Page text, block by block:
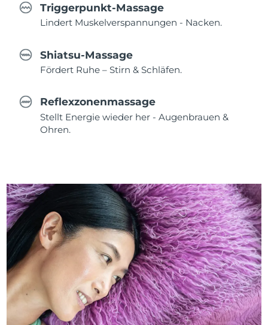
Triggerpunkt-Massage
Lindert Muskelverspannungen - Nacken.
Shiatsu-Massage
Fördert Ruhe – Stirn & Schläfen.
Reflexzonenmassage
Stellt Energie wieder her - Augenbrauen &
Ohren.